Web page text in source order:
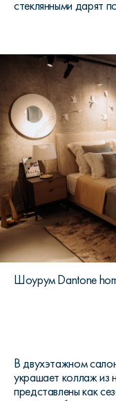
стеклянными дарят
Шоурум Dantone
В двухэтажном
украшает коллаж из
представлены как